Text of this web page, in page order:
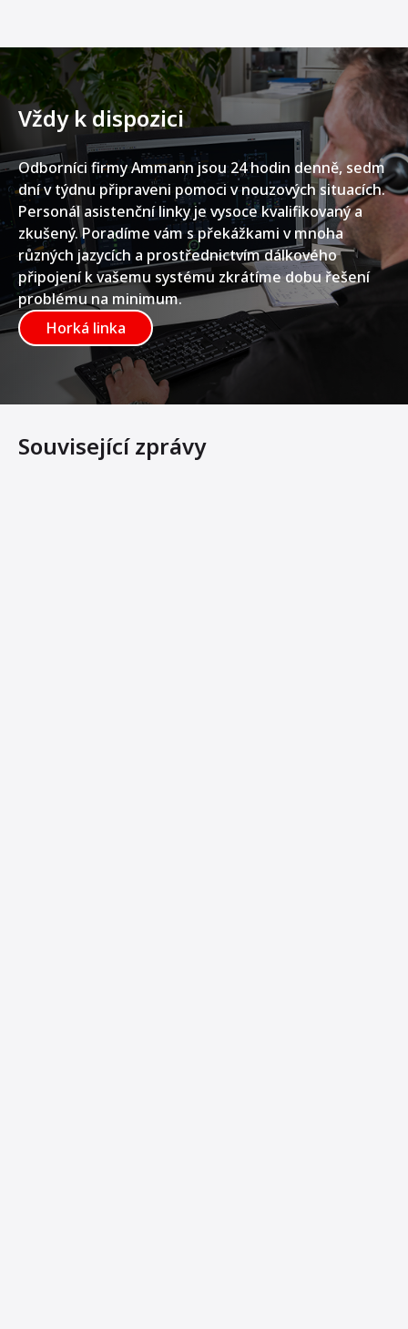
Vždy k dispozici
Odborníci firmy Ammann jsou 24 hodin denně, sedm
dní v týdnu připraveni pomoci v nouzových situacích.
Personál asistenční linky je vysoce kvalifikovaný a
zkušený. Poradíme vám s překážkami v mnoha
různých jazycích a prostřednictvím dálkového
připojení k vašemu systému zkrátíme dobu řešení
problému na minimum.
Horká linka
Související zprávy